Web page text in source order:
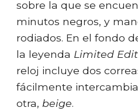
sobre la que se
minutos negros, y
rodiados. En el fondo
la leyenda Limited
reloj incluye dos
fácilmente
otra, beige.